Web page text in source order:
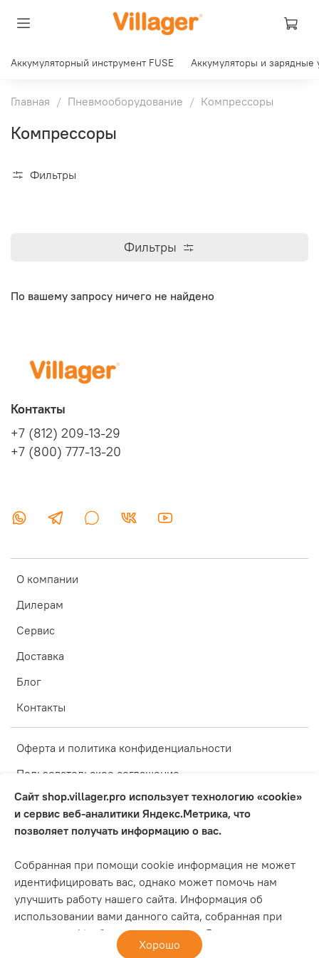
Аккумуляторный инструмент FUSE Аккумуляторы и зарядные
Главная Пневмооборудование Компрессоры
Компрессоры
Фильтры
Фильтры
По вашему запросу ничего не найдено
О компании
Дилерам
Сервис
Доставка
Блог
Контакты
Оферта и политика конфиденциальности
Пользовательское соглашение
Условия обмена и возврата
Обратная связь
Инструкции
Контакты
+7 (812) 209-13-29
+7 (800) 777-13-20
Интернет-магазин создан на inSales
Сайт shop.villager.pro использует технологию «cookie»
и сервис веб-аналитики Яндекс.Метрика, что
позволяет получать информацию о вас.
Собранная при помощи cookie информация не может
идентифицировать вас, однако может помочь нам
улучшить работу нашего сайта. Информация об
использовании вами данного сайта, собранная при
помощи cookie, будет передаваться Яндексу и
храниться на сервере Яндекса в ЕС и Российской
Хорошо